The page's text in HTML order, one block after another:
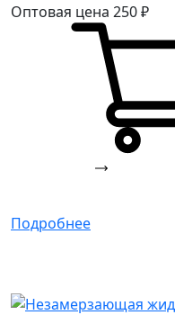
Оптовая цена 250₽
Подробнее